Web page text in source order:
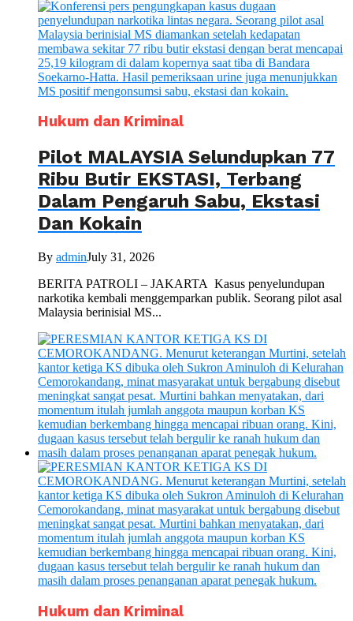
Hukum dan Kriminal
Pilot MALAYSIA Selundupkan 77
Ribu Butir EKSTASI, Terbang
Dalam Pengaruh Sabu, Ekstasi
Dan Kokain
By adminJuly 31, 2026
BERITA PATROLI – JAKARTA Kasus penyelundupan
narkotika kembali menggemparkan publik. Seorang pilot asal
Malaysia berinisial MS...
Hukum dan Kriminal